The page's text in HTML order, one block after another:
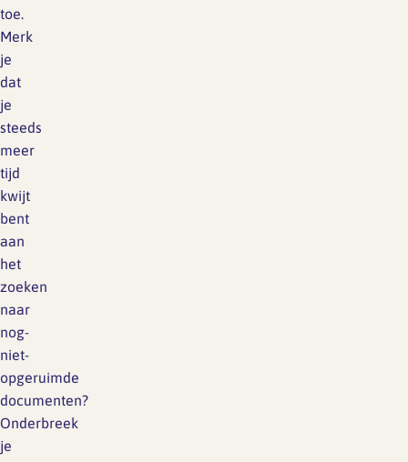
toe.
Merk
je
dat
je
steeds
meer
tijd
kwijt
bent
aan
het
zoeken
naar
nog-
niet-
opgeruimde
documenten?
Onderbreek
je